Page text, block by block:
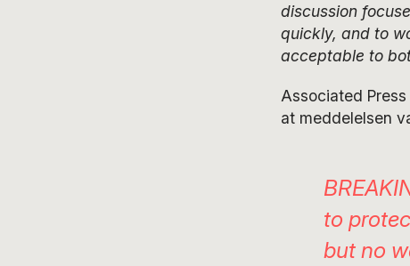
discussion
quickly, and to
acceptable to
Associated
at meddelelsen
to
but no